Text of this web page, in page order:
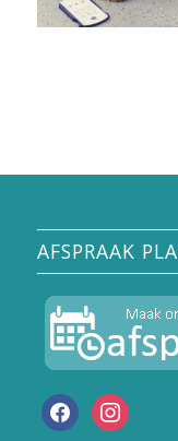
AFSPRAAK
facebookinstagram